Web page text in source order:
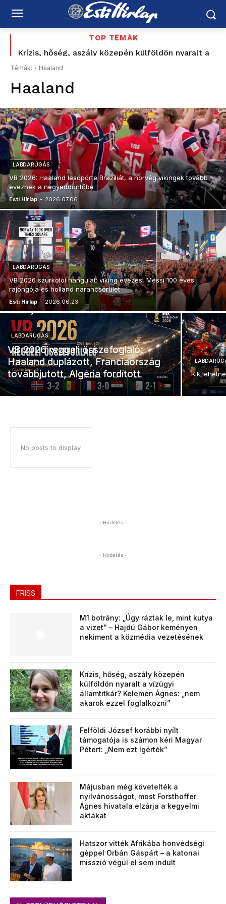
TOP TÉMÁK
Krízis, hőség, aszály közepén külföldön nyaralt a
vízügyi államtitkár? Kelemen Ágnes: „nem akarok
Felföldi József korábbi nyílt támogatója is számon
kéri Magyar Pétert: „Nem ezt ígérték”
Témák: Haaland
Haaland
LABDARÚGÁS
VB 2026: Haaland lesöpörte Brazíliát, a norvég vikingek tovább
eveznek a negyeddöntőbe
Esti Hírlap - 2026.07.06.
LABDARÚGÁS
VB 2026 szurkolói hangulat: viking evezés, Messi 100 éves
rajongója és holland narancsőrület
Esti Hírlap - 2026.06.23.
LABDARÚGÁS
VB 2026 reggeli összefoglaló:
Haaland duplázott, Franciaország
továbbjutott, Algéria fordított
Kik
No posts to display
- Hirdetés -
- Hirdetés -
FRISS
M1 botrány: „Úgy ráztak le, mint kutya
a vizet” – Hajdú Gábor keményen
nekiment a közmédia vezetésének
Krízis, hőség, aszály közepén
külföldön nyaralt a vízügyi
államtitkár? Kelemen Ágnes: „nem
akarok ezzel foglalkozni”
Felföldi József korábbi nyílt
támogatója is számon kéri Magyar
Pétert: „Nem ezt ígérték”
Májusban még követelték a
nyilvánosságot, most Forsthoffer
Ágnes hivatala elzárja a kegyelmi
aktákat
Hatszor vitték Afrikába honvédségi
géppel Orbán Gáspárt – a katonai
misszió végül el sem indult